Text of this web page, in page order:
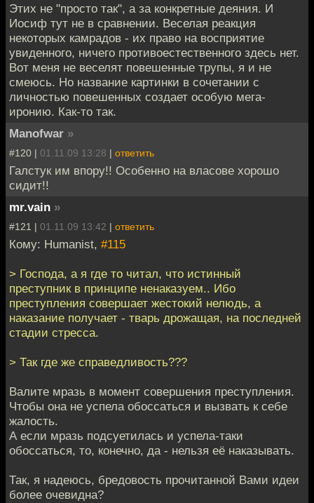
Этих не "просто так", а за конкретные деяния. И
Иосиф тут не в сравнении. Веселая реакция
некоторых камрадов - их право на восприятие
увиденного, ничего противоестественного здесь нет.
Вот меня не веселят повешенные трупы, я и не
смеюсь. Но название картинки в сочетании с
личностью повешенных создает особую мега-
иронию. Как-то так.
Manofwar »
#120 | 01.11.09 13:28 | ответить
Галстук им впору!! Особенно на власове хорошо
сидит!!
mr.vain »
#121 | 01.11.09 13:42 | ответить
Кому: Humanist, #115
> Господа, а я где то читал, что истинный
преступник в принципе ненаказуем.. Ибо
преступления совершает жестокий нелюдь, а
наказание получает - тварь дрожащая, на последней
стадии стресса.
> Так где же справедливость???
Валите мразь в момент совершения преступления.
Чтобы она не успела обоссаться и вызвать к себе
жалость.
А если мразь подсуетилась и успела-таки
обоссаться, то, конечно, да - нельзя её наказывать.
Так, я надеюсь, бредовость прочитанной Вами идеи
более очевидна?